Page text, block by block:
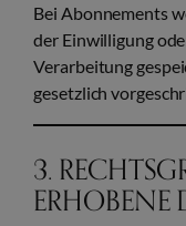
Bei Abonnements
der Einwilligung
Verarbeitung
gesetzlich
3.
ERHOBENE